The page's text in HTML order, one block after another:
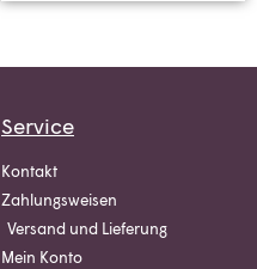
Service
Kontakt
Zahlungsweisen
Versand und Lieferung
Mein Konto